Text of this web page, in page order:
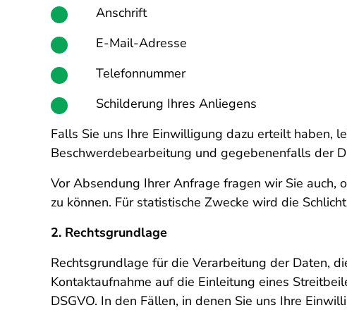
Anschrift
E-Mail-Adresse
Telefonnummer
Schilderung Ihres Anliegens
Falls Sie uns Ihre Einwilligung dazu erteilt haben,
Beschwerdebearbeitung und gegebenenfalls der
Vor Absendung Ihrer Anfrage fragen wir Sie auch,
zu können. Für statistische Zwecke wird die
2. Rechtsgrundlage
Rechtsgrundlage für die Verarbeitung der Daten,
Kontaktaufnahme auf die Einleitung eines
DSGVO. In den Fällen, in denen Sie uns Ihre